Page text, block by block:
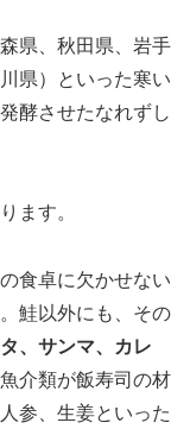
県、秋田県、岩手
県）といった寒い
酵させたなれずし
ます。
食卓に欠かせない
鮭以外にも、その
、サンマ、カレ
介類が飯寿司の材
参、生姜といった